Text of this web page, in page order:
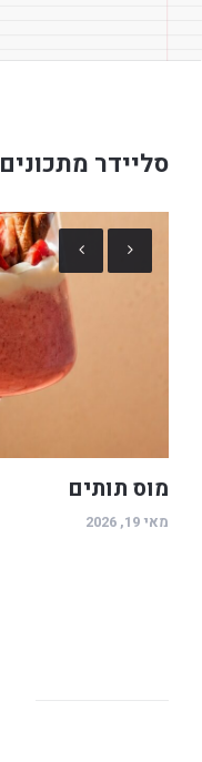
סליידר מתכונים
מוס תותים
מאי 19, 2026